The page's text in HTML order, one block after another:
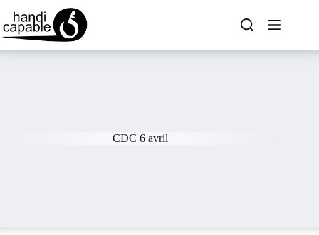
CDC 6 avril